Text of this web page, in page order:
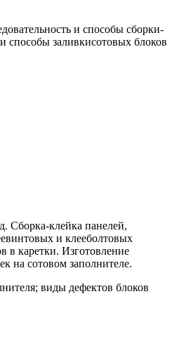
и способы сборки-
способы заливкисотовых блоков
Сборка-клейка панелей,
и клееболтовых
в каретки. Изготовление
на сотовом заполнителе.
виды дефектов блоков